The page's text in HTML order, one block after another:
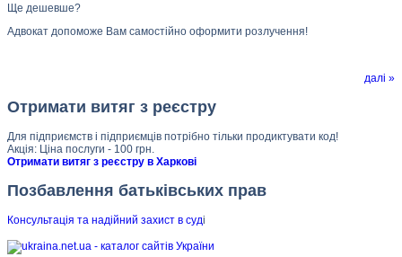
Ще дешевше?
Адвокат допоможе Вам самостійно оформити розлучення!
далі »
Отримати витяг з реєстру
Для підприємств і підприємців потрібно тільки продиктувати код!
Акція: Ціна послуги - 100 грн.
Отримати витяг з реєстру в Харкові
Позбавлення батьківських прав
Консультація та надійний захист в суді